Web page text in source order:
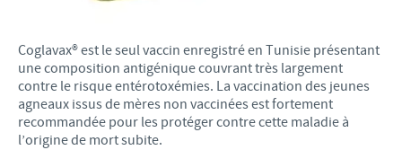
Coglavax® est le seul vaccin enregistré en Tunisie présentant
une composition antigénique couvrant très largement
contre le risque entérotoxémies. La vaccination des jeunes
agneaux issus de mères non vaccinées est fortement
recommandée pour les protéger contre cette maladie à
l’origine de mort subite.